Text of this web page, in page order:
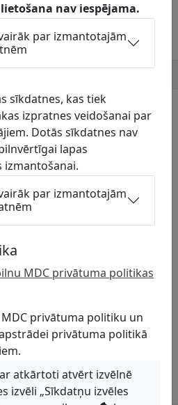
Topogrāfiskie plāni:
kanalizācija un siltumtīkli:
pilsētā.
komunikāciju
nav iespējama.
par izmantotajām
sīkdatnes, kas tiek
izpratnes veidošanai par
Dotās sīkdatnes nav
lapas
par izmantotajām
MDC privātuma politikas
privātuma politiku un
privātuma politikā
atkārtoti atvērt izvēlnē
izvēli „Sīkdatņu izvēles